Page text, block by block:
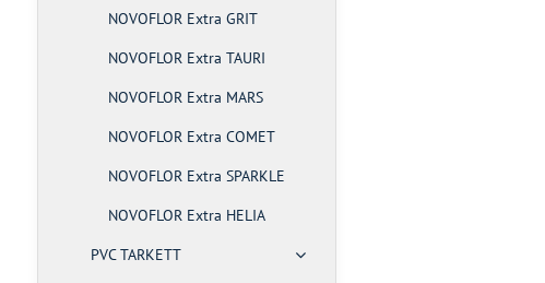
NOVOFLOR Extra GRIT
NOVOFLOR Extra TAURI
NOVOFLOR Extra MARS
NOVOFLOR Extra COMET
NOVOFLOR Extra SPARKLE
NOVOFLOR Extra HELIA
PVC TARKETT